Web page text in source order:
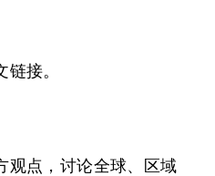
接。
观点，讨论全球、区域